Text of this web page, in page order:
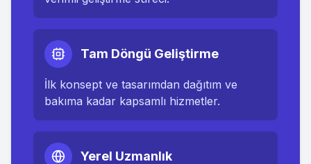
Tam Döngü Geliştirme
İlk konsept ve tasarımdan dağıtım ve
bakıma kadar kapsamlı hizmetler.
Yerel Uzmanlık